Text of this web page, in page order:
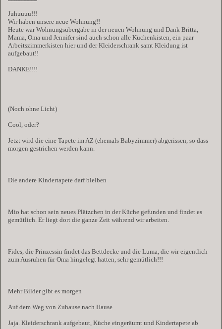
Juhuuuu!!!
Wir haben unsere neue Wohnung!!
Heute war Wohnungsübergabe in der neuen Wohnung und Dank Britta,
Mama, Oma und Jennifer sind auch schon alle Küchenkisten, ein paar
Arbeitszimmerkisten hier und der Kleiderschrank samt Kleidung ist
aufgebaut!!
DANKE!!!!
(Noch ohne Licht)
Cool, oder?
Jetzt wird die eine Tapete im AZ (ehemals Babyzimmer) abgerissen, so dass
morgen gestrichen werden kann.
Die andere Kindertapete darf bleiben
Mio hat schon sein neues Plätzchen in der Küche gefunden und findet es
gemütlich. Er liegt dort die ganze Zeit während wir arbeiten.
Fides, die Prinzessin findet das Bettdecke und die Luma, die wir eigentlich
zum Ausruhen für Oma hingelegt hatten, sehr gemütlich!!!
Mehr Bilder gibt es morgen
Auf dem Weg von Zuhause nach Hause
Jaja. Kleiderschrank aufgebaut, Küche eingeräumt und Kindertapete ab